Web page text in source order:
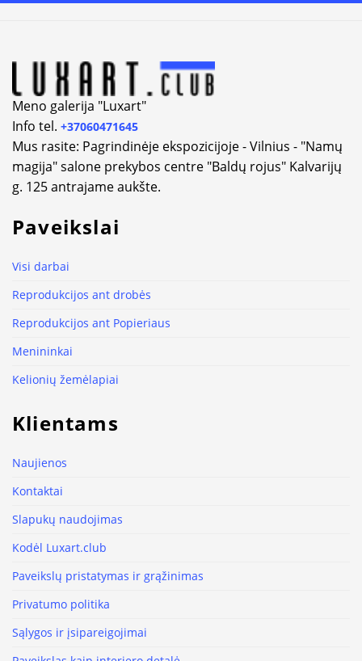
Meno galerija "Luxart"
Info tel. +37060471645
Mus rasite: Pagrindinėje ekspozicijoje - Vilnius - "Namų
magija" salone prekybos centre "Baldų rojus" Kalvarijų
g. 125 antrajame aukšte.
Paveikslai
Visi darbai
Reprodukcijos ant drobės
Reprodukcijos ant Popieriaus
Menininkai
Kelionių žemėlapiai
Klientams
Naujienos
Kontaktai
Slapukų naudojimas
Kodėl Luxart.club
Paveikslų pristatymas ir grąžinimas
Privatumo politika
Sąlygos ir įsipareigojimai